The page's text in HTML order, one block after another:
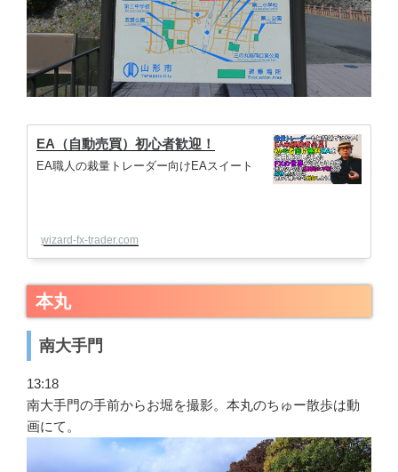
EA（自動売買）初心者歓迎！
EA職人の裁量トレーダー向けEAスイート
wizard-fx-trader.com
本丸
南大手門
13:18
南大手門の手前からお堀を撮影。本丸のちゅー散歩は動
画にて。